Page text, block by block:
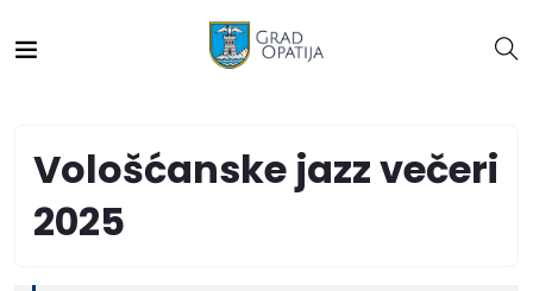
Vološćanske jazz večeri
2025